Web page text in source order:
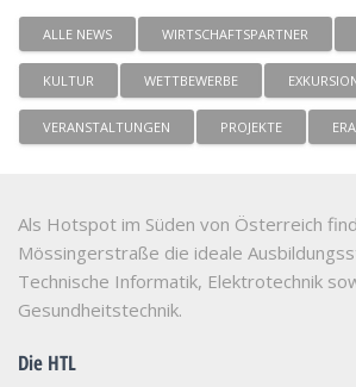
ALLE NEWS WIRTSCHAFTSPARTNER
KULTUR WETTBEWERBE
VERANSTALTUNGEN PROJEKTE
Als Hotspot im Süden von Österreich
Mössingerstraße die ideale
Technische Informatik, Elektrotechnik
Gesundheitstechnik.
Die HTL